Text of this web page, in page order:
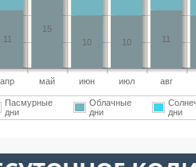
апр май июн июл авг
11
10
10
15
11
Пасмурные
дни
Облачные
дни
дни